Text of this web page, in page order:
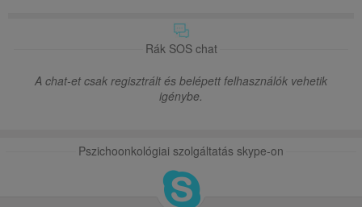
Rák SOS chat
A chat-et csak regisztrált és belépett felhasználók vehetik
igénybe.
Pszichoonkológiai szolgáltatás skype-on